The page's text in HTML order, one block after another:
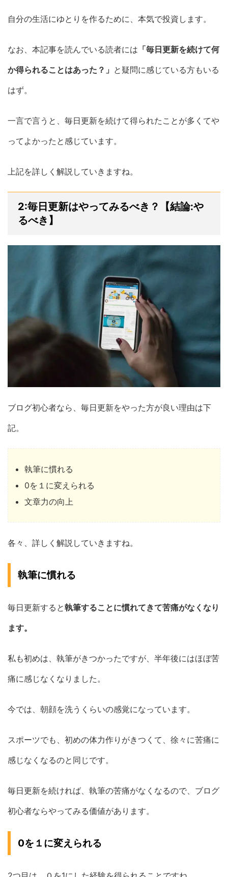
自分の生活にゆとりを作るために、本気で投資します。
なお、本記事を読んでいる読者には 「毎日更新を続けて何
か得られることはあった？」 と疑問に感じている方もいる
はず。
一言で言うと、毎日更新を続けて得られたことが多くてや
ってよかったと感じています。
上記を詳しく解説していきますね。
2:毎日更新はやってみるべき？【結論:や
るべき】
ブログ初心者なら、毎日更新をやった方が良い理由は下
記。
執筆に慣れる
0を１に変えられる
文章力の向上
各々、詳しく解説していきますね。
執筆に慣れる
毎日更新すると執筆することに慣れてきて苦痛がなくなり
ます。
私も初めは、執筆がきつかったですが、半年後にはほぼ苦
痛に感じなくなりました。
今では、朝顔を洗うくらいの感覚になっています。
スポーツでも、初めの体力作りがきつくて、徐々に苦痛に
感じなくなるのと同じです。
毎日更新を続ければ、執筆の苦痛がなくなるので、ブログ
初心者ならやってみる価値があります。
0を１に変えられる